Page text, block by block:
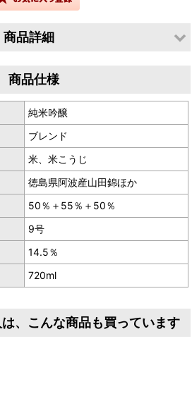
商品詳細
1/3
％ 1/3
錦50％ 1/3
商品仕様
純米吟醸
ブレンド
米、米こうじ
徳島県阿波産山田錦ほか
50％＋55％＋50％
9号
14.5％
720ml
、こんな商品も買っています